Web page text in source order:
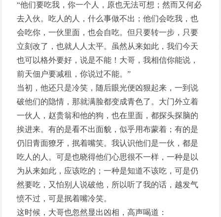
“他们要吃我，你一个人，原也无法可想；然而又何必
去入伙。吃人的人，什么事做不出；他们会吃我，也
会吃你，一伙里面，也会自吃。但只要转一步，只要
立刻改了，也就人人太平。虽然从来如此，我们今天
也可以格外要好，说是不能！大哥，我相信你能说，
前天佃户要减租，你说过不能。”
当初，他还只是冷笑，随后眼光便凶狠起来，一到说
破他们的隐情，那就满脸都变成青色了。大门外立着
一伙人，赵贵翁和他的狗，也在里面，都探头探脑的
挨进来。有的是看不出面貌，似乎用布蒙着；有的是
仍旧青面獠牙，抿着嘴笑。我认识他们是一伙，都是
吃人的人。可是也晓得他们心思很不一样，一种是以
为从来如此，应该吃的；一种是知道不该吃，可是仍
然要吃，又怕别人说破他，所以听了我的话，越发气
愤不过，可是抿着嘴冷笑。
这时候，大哥也忽然显出凶相，高声喝道：